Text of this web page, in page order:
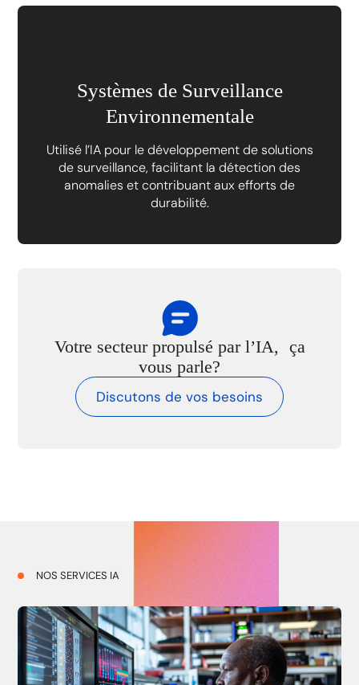
Systèmes de Surveillance
Environnementale
Utilisé l’IA pour le développement de solutions
de surveillance, facilitant la détection des
anomalies et contribuant aux efforts de
durabilité.
Votre secteur propulsé par l’IA, ça
vous parle?
Discutons de vos besoins
NOS SERVICES IA